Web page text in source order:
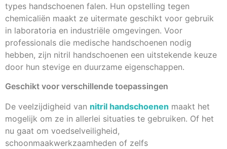
types handschoenen falen. Hun opstelling tegen
chemicaliën maakt ze uitermate geschikt voor gebruik
in laboratoria en industriële omgevingen. Voor
professionals die medische handschoenen nodig
hebben, zijn nitril handschoenen een uitstekende keuze
door hun stevige en duurzame eigenschappen.
Geschikt voor verschillende toepassingen
De veelzijdigheid van nitril handschoenen maakt het
mogelijk om ze in allerlei situaties te gebruiken. Of het
nu gaat om voedselveiligheid,
schoonmaakwerkzaamheden of zelfs